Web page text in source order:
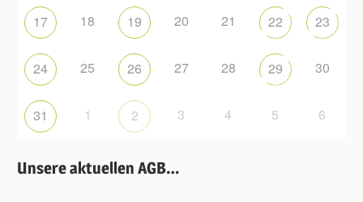
17 18 19 20 21 22 23
24 25 26 27 28 29 30
31 1 2 3 4 5 6
Unsere aktuellen AGB…